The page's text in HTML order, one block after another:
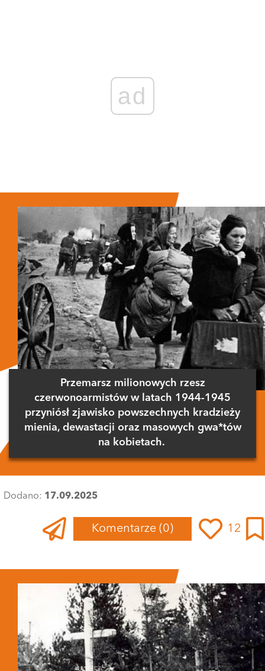
ad
Przemarsz milionowych rzesz
czerwonoarmistów w latach 1944-1945
przyniósł zjawisko powszechnych kradzieży
mienia, dewastacji oraz masowych gwa*tów
na kobietach.
Dodano: 17.09.2025
Komentarze (0) 12